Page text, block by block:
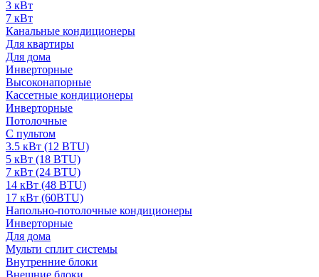
3 кВт
7 кВт
Канальные кондиционеры
Для квартиры
Для дома
Инверторные
Высоконапорные
Кассетные кондиционеры
Инверторные
Потолочные
С пультом
3.5 кВт (12 BTU)
5 кВт (18 BTU)
7 кВт (24 BTU)
14 кВт (48 BTU)
17 кВт (60BTU)
Напольно-потолочные кондиционеры
Инверторные
Для дома
Мульти сплит системы
Внутренние блоки
Внешние блоки